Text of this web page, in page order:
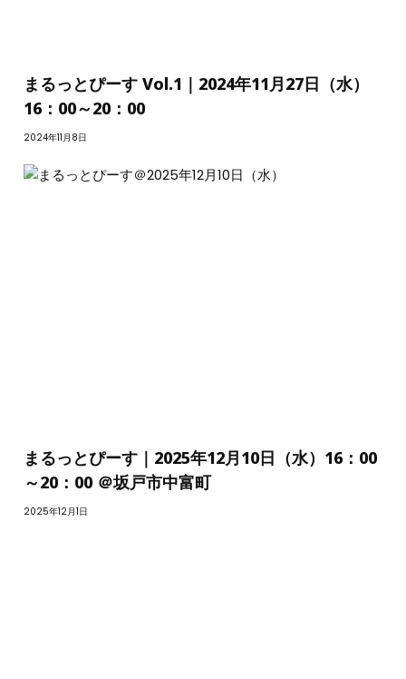
まるっとぴーす Vol.1｜2024年11月27日（水）
16：00～20：00
2024年11月8日
まるっとぴーす｜2025年12月10日（水）16：00
～20：00 ＠坂戸市中富町
2025年12月1日